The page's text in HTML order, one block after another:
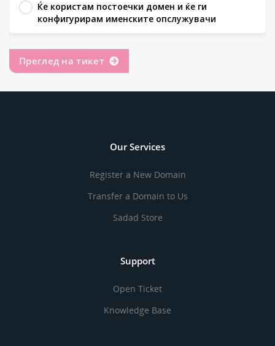
Ќе користам постоечки домен и ќе ги
конфигурирам именските опслужувачи
Преглед на тикет
Our Services
Register a New Domain
Transfer a Domain to Us
Sadad Store
Support
Open Ticket
Knowledge Base